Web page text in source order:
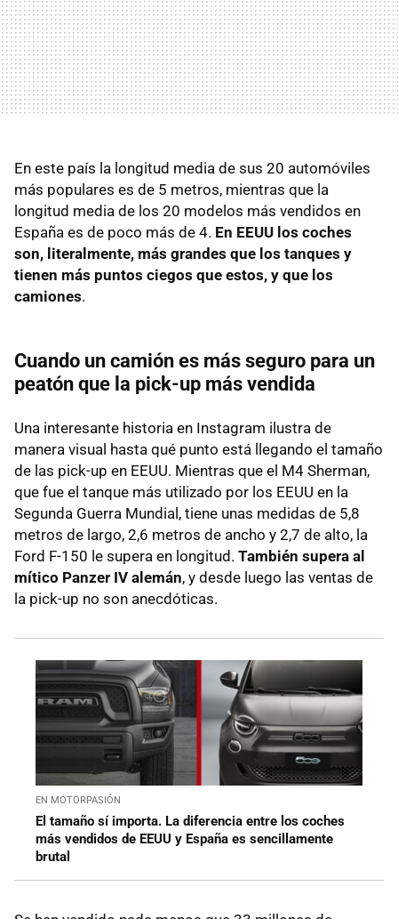
En este país la longitud media de sus 20 automóviles
más populares es de 5 metros, mientras que la
longitud media de los 20 modelos más vendidos en
España es de poco más de 4. En EEUU los coches
son, literalmente, más grandes que los tanques y
tienen más puntos ciegos que estos, y que los
camiones.
Cuando un camión es más seguro para un
peatón que la pick-up más vendida
Una interesante historia en Instagram ilustra de
manera visual hasta qué punto está llegando el tamaño
de las pick-up en EEUU. Mientras que el M4 Sherman,
que fue el tanque más utilizado por los EEUU en la
Segunda Guerra Mundial, tiene unas medidas de 5,8
metros de largo, 2,6 metros de ancho y 2,7 de alto, la
Ford F-150 le supera en longitud. También supera al
mítico Panzer IV alemán, y desde luego las ventas de
la pick-up no son anecdóticas.
EN MOTORPASIÓN
El tamaño sí importa. La diferencia entre los coches
más vendidos de EEUU y España es sencillamente
brutal